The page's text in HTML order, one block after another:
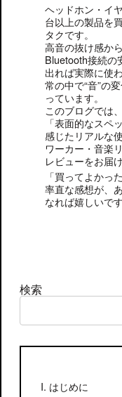
ヘッドホン・イ
台以上の製品を
タクです。
高音の抜け感か
Bluetooth接続
出れば実際に使
常の中で“音”の
っています。
このブログでは
「表面的なスペ
感じたリアルな
ワーカー・音楽
レビューをお届
「買ってよかっ
率直な感想が、
なれば嬉しいです
検索
はじめに